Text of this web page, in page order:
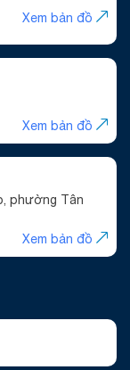
Xem bản đồ
Xem bản đồ
phường Tân
Xem bản đồ